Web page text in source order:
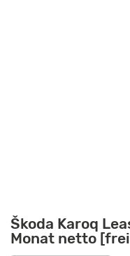
Škoda Karoq
Monat netto